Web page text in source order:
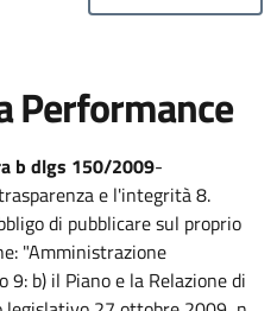
Performance
b dlgs 150/2009-
e l'integrità 8.
di pubblicare sul proprio
"Amministrazione
b) il Piano e la Relazione di